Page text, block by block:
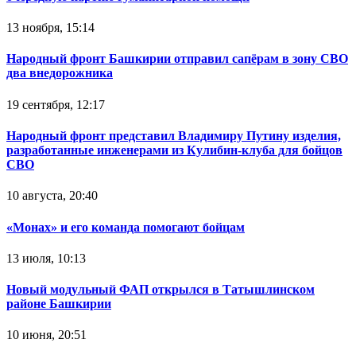
13 ноября, 15:14
Народный фронт Башкирии отправил сапёрам в зону СВО
два внедорожника
19 сентября, 12:17
Народный фронт представил Владимиру Путину изделия,
разработанные инженерами из Кулибин-клуба для бойцов
СВО
10 августа, 20:40
«Монах» и его команда помогают бойцам
13 июля, 10:13
Новый модульный ФАП открылся в Татышлинском
районе Башкирии
10 июня, 20:51